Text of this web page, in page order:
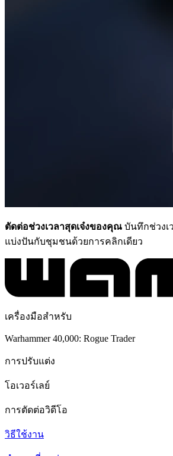
ตัดต่อช่วงเวลาสุดเจ๋งของคุณ บันทึกช่วงเ
แบ่งปันกับชุมชนด้วยการคลิกเดียว
เครื่องมือสำหรับ
Warhammer 40,000: Rogue Trader
การปรับแต่ง
โอเวอร์เลย์
การตัดต่อวิดีโอ
วิธีใช้งาน